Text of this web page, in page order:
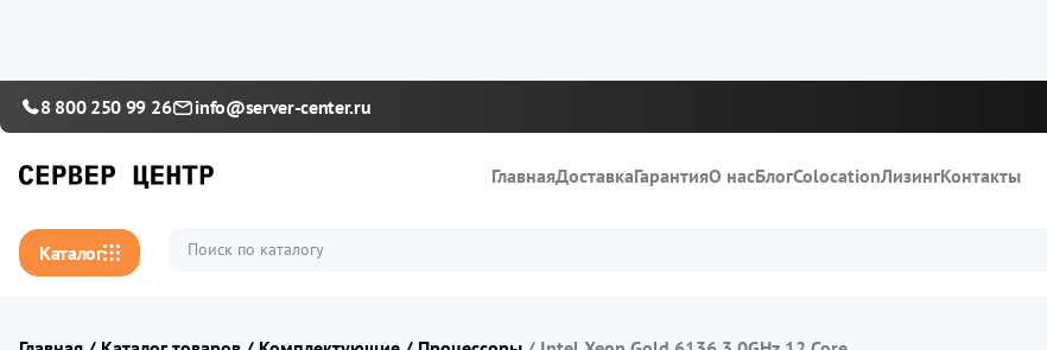
8 800 250 99 26 info@server-center.ru
ГлавнаяДоставкаГарантияО насБлогColocationЛизингКонтакты
Каталог